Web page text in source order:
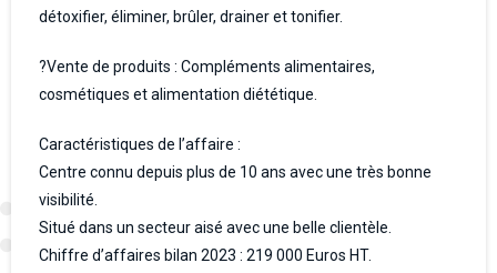
détoxifier, éliminer, brûler, drainer et tonifier.
?Vente de produits : Compléments alimentaires,
cosmétiques et alimentation diététique.
Caractéristiques de l’affaire :
Centre connu depuis plus de 10 ans avec une très bonne
visibilité.
Situé dans un secteur aisé avec une belle clientèle.
Chiffre d’affaires bilan 2023 : 219 000 Euros HT.